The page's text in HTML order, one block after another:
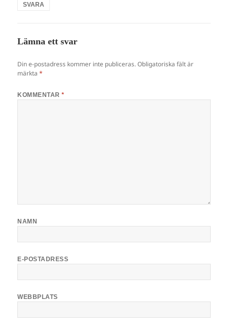
SVARA
Lämna ett svar
Din e-postadress kommer inte publiceras. Obligatoriska fält är
märkta*
KOMMENTAR*
NAMN
E-POSTADRESS
WEBBPLATS